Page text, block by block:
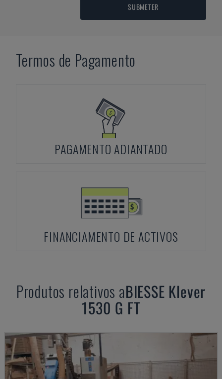
SUBMETER
Termos de Pagamento
PAGAMENTO ADIANTADO
FINANCIAMENTO DE ACTIVOS
Produtos relativos aBIESSE Klever
1530 G FT